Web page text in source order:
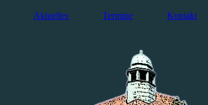
Aktuelles Termine Kontakt